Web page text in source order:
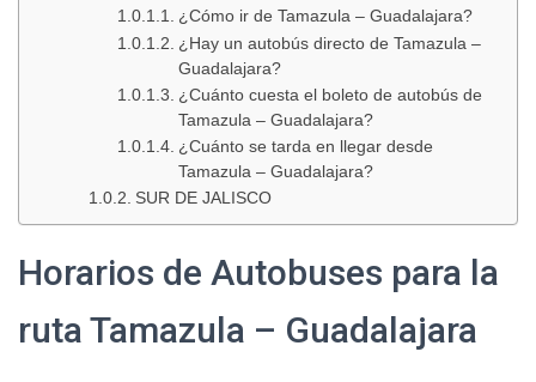
¿Cómo ir de Tamazula – Guadalajara?
¿Hay un autobús directo de Tamazula –
Guadalajara?
¿Cuánto cuesta el boleto de autobús de
Tamazula – Guadalajara?
¿Cuánto se tarda en llegar desde
Tamazula – Guadalajara?
SUR DE JALISCO
Horarios de Autobuses para la
ruta Tamazula – Guadalajara